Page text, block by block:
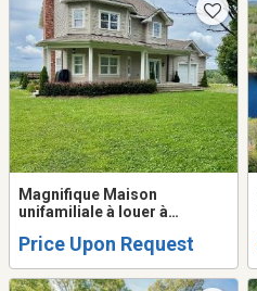
Magnifique Maison
unifamiliale à louer à
Price Upon Request